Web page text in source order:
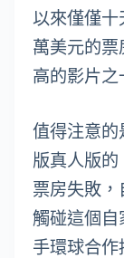
以來僅僅十
萬美元的
高的影片之
值得注意的
版真人版
票房失敗
觸碰這個自
手環球合